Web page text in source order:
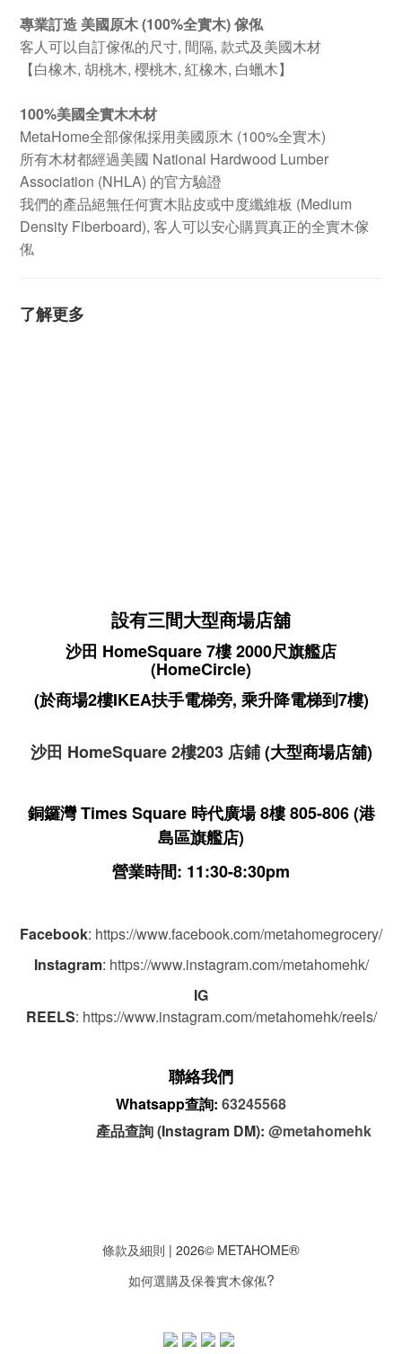
專業訂造 美國原木 (100%全實木) 傢俬
客人可以自訂傢俬的尺寸, 間隔, 款式及美國木材
【白橡木, 胡桃木, 櫻桃木, 紅橡木, 白蠟木】
100%美國全實木木材
MetaHome全部傢俬採用美國原木 (100%全實木)
所有木材都經過美國 National Hardwood Lumber
Association (NHLA) 的官方驗證
我們的產品絕無任何實木貼皮或中度纖維板 (Medium
Density Fiberboard), 客人可以安心購買真正的全實木傢
俬
了解更多
設有三間大型商場店舖
沙田 HomeSquare 7樓 2000尺旗艦店
(HomeCircle)
(於商場2樓IKEA扶手電梯旁, 乘升降電梯到7樓)
沙田 HomeSquare 2樓203 店鋪(大型商場店舖)
銅鑼灣 Times Square 時代廣場 8樓 805-806(港
島區旗艦店)
營業時間: 11:30-8:30pm
Facebook: https://www.facebook.com/metahomegrocery/
Instagram: https://www.instagram.com/metahomehk/
IG
REELS: https://www.instagram.com/metahomehk/reels/
聯絡我們
Whatsapp查詢: 63245568
產品查詢 (Instagram DM): @metahomehk
條款及細則 | 2026© METAHOME®
如何選購及保養實木傢俬?